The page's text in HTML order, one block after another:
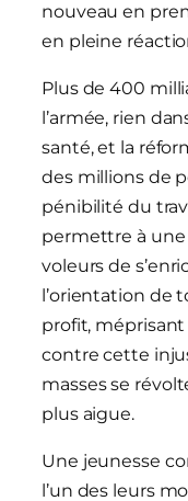
nouveau en
en pleine
Plus de 400
l’armée, rien
santé, et la
des millions de
pénibilité du
permettre à
voleurs de
l’orientation de
profit, méprisant
contre cette
masses se
plus aigue.
Une jeunesse
l’un des leurs